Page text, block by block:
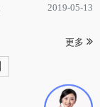
2019-05-13
更多